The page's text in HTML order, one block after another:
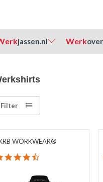
jassen.nl Werk
Filter
WORKWEAR®